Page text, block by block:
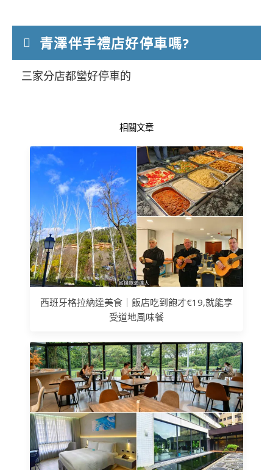
青澤伴手禮店好停車嗎?
三家分店都蠻好停車的
相關文章
西班牙格拉納達美食｜飯店吃到飽才€19,就能享
受道地風味餐